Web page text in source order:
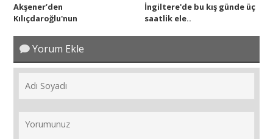
Akşener’den
Kılıçdaroğlu'nun
İngiltere'de bu kış günde üç
saatlik ele..
Yorum Ekle